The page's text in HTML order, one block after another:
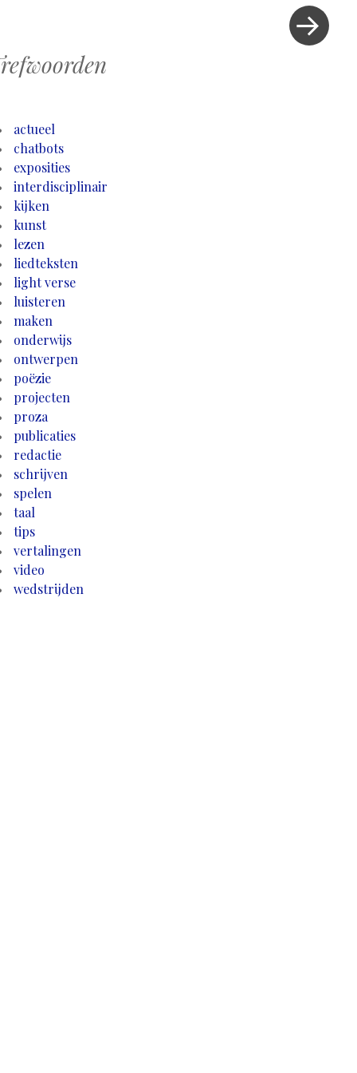
bericht
actueel
chatbots
exposities
interdisciplinair
kijken
kunst
lezen
liedteksten
light verse
luisteren
maken
onderwijs
ontwerpen
poëzie
projecten
proza
publicaties
redactie
schrijven
spelen
taal
tips
vertalingen
video
wedstrijden